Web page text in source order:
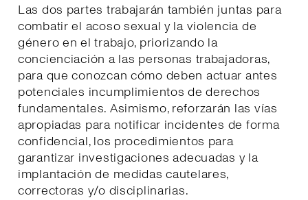
Las dos partes trabajarán también juntas para
combatir el acoso sexual y la violencia de
género en el trabajo, priorizando la
concienciación a las personas trabajadoras,
para que conozcan cómo deben actuar antes
potenciales incumplimientos de derechos
fundamentales. Asimismo, reforzarán las vías
apropiadas para notificar incidentes de forma
confidencial, los procedimientos para
garantizar investigaciones adecuadas y la
implantación de medidas cautelares,
correctoras y/o disciplinarias.